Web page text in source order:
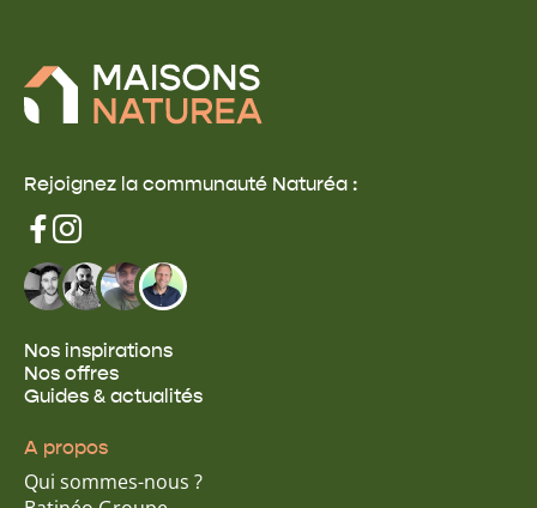
Rejoignez la communauté Naturéa :
Nos inspirations
Nos offres
Guides & actualités
A propos
Qui sommes-nous ?